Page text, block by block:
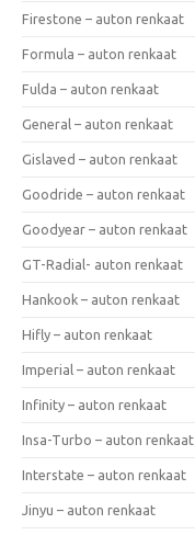
Firestone – auton renkaat
Formula – auton renkaat
Fulda – auton renkaat
General – auton renkaat
Gislaved – auton renkaat
Goodride – auton renkaat
Goodyear – auton renkaat
GT-Radial- auton renkaat
Hankook – auton renkaat
Hifly – auton renkaat
Imperial – auton renkaat
Infinity – auton renkaat
Insa-Turbo – auton renkaat
Interstate – auton renkaat
Jinyu – auton renkaat